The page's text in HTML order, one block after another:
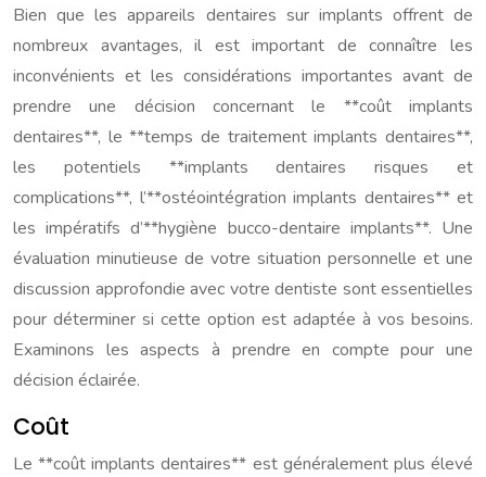
Bien que les appareils dentaires sur implants offrent de
nombreux avantages, il est important de connaître les
inconvénients et les considérations importantes avant de
prendre une décision concernant le **coût implants
dentaires**, le **temps de traitement implants dentaires**,
les potentiels **implants dentaires risques et
complications**, l’**ostéointégration implants dentaires** et
les impératifs d’**hygiène bucco-dentaire implants**. Une
évaluation minutieuse de votre situation personnelle et une
discussion approfondie avec votre dentiste sont essentielles
pour déterminer si cette option est adaptée à vos besoins.
Examinons les aspects à prendre en compte pour une
décision éclairée.
Coût
Le **coût implants dentaires** est généralement plus élevé